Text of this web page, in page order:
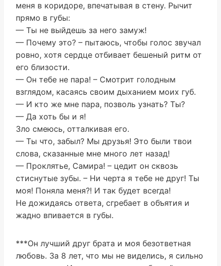
меня в коридоре, впечатывая в стену. Рычит
прямо в губы:
— Ты не выйдешь за него замуж!
— Почему это? – пытаюсь, чтобы голос звучал
ровно, хотя сердце отбивает бешеный ритм от
его близости.
— Он тебе не пара! – Смотрит голодным
взглядом, касаясь своим дыханием моих губ.
— И кто же мне пара, позволь узнать? Ты?
— Да хоть бы и я!
Зло смеюсь, отталкивая его.
— Ты что, забыл? Мы друзья! Это были твои
слова, сказанные мне много лет назад!
— Проклятье, Самира! – цедит он сквозь
стиснутые зубы. – Ни черта я тебе не друг! Ты
моя! Поняла меня?! И так будет всегда!
Не дожидаясь ответа, сгребает в объятия и
жадно впивается в губы.
***Он лучший друг брата и моя безответная
любовь. За 8 лет, что мы не виделись, я сильно